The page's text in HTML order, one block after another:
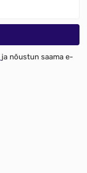
ja nõustun saama e-